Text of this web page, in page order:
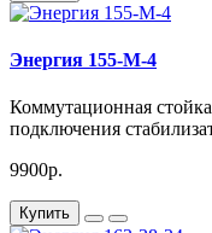
Энергия 155-М-4
Коммутационная
подключения
9900р.
Купить